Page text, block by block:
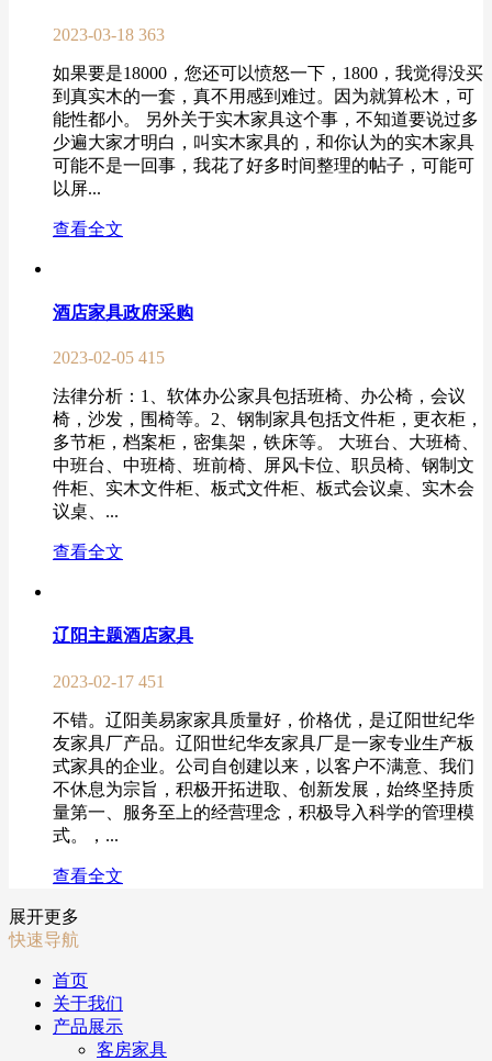
2023-03-18 363
如果要是18000，您还可以愤怒一下，1800，我觉得没买
到真实木的一套，真不用感到难过。因为就算松木，可
能性都小。 另外关于实木家具这个事，不知道要说过多
少遍大家才明白，叫实木家具的，和你认为的实木家具
可能不是一回事，我花了好多时间整理的帖子，可能可
以屏...
查看全文
酒店家具政府采购
2023-02-05 415
法律分析：1、软体办公家具包括班椅、办公椅，会议
椅，沙发，围椅等。2、钢制家具包括文件柜，更衣柜，
多节柜，档案柜，密集架，铁床等。 大班台、大班椅、
中班台、中班椅、班前椅、屏风卡位、职员椅、钢制文
件柜、实木文件柜、板式文件柜、板式会议桌、实木会
议桌、...
查看全文
辽阳主题酒店家具
2023-02-17 451
不错。辽阳美易家家具质量好，价格优，是辽阳世纪华
友家具厂产品。辽阳世纪华友家具厂是一家专业生产板
式家具的企业。公司自创建以来，以客户不满意、我们
不休息为宗旨，积极开拓进取、创新发展，始终坚持质
量第一、服务至上的经营理念，积极导入科学的管理模
式。，...
查看全文
展开更多
快速导航
首页
关于我们
产品展示
客房家具